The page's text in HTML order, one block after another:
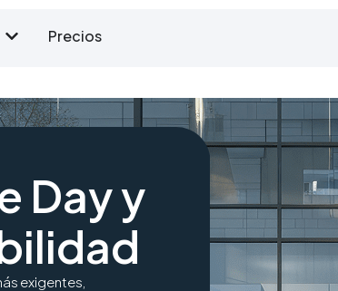
Precios
Day y
exigentes,